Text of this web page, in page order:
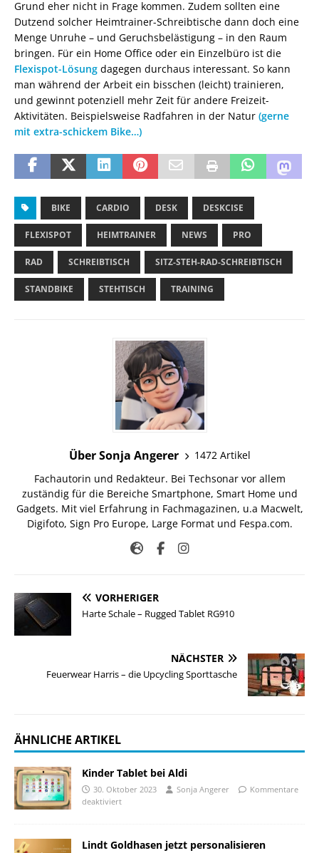
Grund eher nicht in Frage kommen. Zudem sollten eine
Dutzend solcher Heimtrainer-Schreibtische dann doch eine
Menge Unruhe – und Geruchsbelästigung – in den Raum
bringen. Für ein Home Office oder ein Einzelbüro ist die
Flexispot-Lösung dagegen durchaus interessant. So kann
man während der Arbeit ein bisschen (leicht) trainieren,
und gewinnt potenziell mehr Zeit für andere Freizeit-
Aktivitäten. Beispielsweise Radfahren in der Natur (gerne
mit extra-schickem Bike…)
BIKE CARDIO DESK DESKCISE
FLEXISPOT HEIMTRAINER NEWS PRO
RAD SCHREIBTISCH SITZ-STEH-RAD-SCHREIBTISCH
STANDBIKE STEHTISCH TRAINING
Über Sonja Angerer
1472 Artikel
Fachautorin und Redakteur. Bei Techsonar vor allem
zuständig für die Bereiche Smartphone, Smart Home und
Gadgets. Mit viel Erfahrung in Fachmagazinen, u.a Macwelt,
Digifoto, Sign Pro Europe, Large Format und Fespa.com.
VORHERIGER
Harte Schale – Rugged Tablet RG910
NÄCHSTER
Feuerwear Harris – die Upcycling Sporttasche
ÄHNLICHE ARTIKEL
Kinder Tablet bei Aldi
30. Oktober 2023 Sonja Angerer
Kommentare
deaktiviert
Lindt Goldhasen jetzt personalisieren